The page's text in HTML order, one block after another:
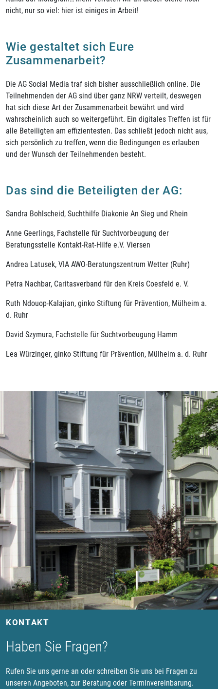
nicht, nur so viel: hier ist einiges in Arbeit!
Wie gestaltet sich Eure
Zusammenarbeit?
Die AG Social Media traf sich bisher ausschließlich online. Die
Teilnehmenden der AG sind über ganz NRW verteilt, deswegen
hat sich diese Art der Zusammenarbeit bewährt und wird
wahrscheinlich auch so weitergeführt. Ein digitales Treffen ist für
alle Beteiligten am effizientesten. Das schließt jedoch nicht aus,
sich persönlich zu treffen, wenn die Bedingungen es erlauben
und der Wunsch der Teilnehmenden besteht.
Das sind die Beteiligten der AG:
Sandra Bohlscheid, Suchthilfe Diakonie An Sieg und Rhein
Anne Geerlings, Fachstelle für Suchtvorbeugung der
Beratungsstelle Kontakt-Rat-Hilfe e.V. Viersen
Andrea Latusek, VIA AWO-Beratungszentrum Wetter (Ruhr)
Petra Nachbar, Caritasverband für den Kreis Coesfeld e. V.
Ruth Ndouop-Kalajian, ginko Stiftung für Prävention, Mülheim a.
d. Ruhr
David Szymura, Fachstelle für Suchtvorbeugung Hamm
Lea Würzinger, ginko Stiftung für Prävention, Mülheim a. d. Ruhr
KONTAKT
Haben Sie Fragen?
Rufen Sie uns gerne an oder schreiben Sie uns bei Fragen zu
unseren Angeboten, zur Beratung oder Terminvereinbarung.